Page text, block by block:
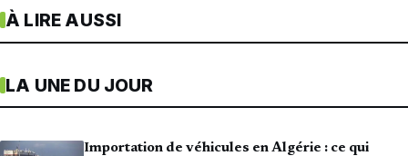
À LIRE AUSSI
LA UNE DU JOUR
Importation de véhicules en Algérie : ce qui